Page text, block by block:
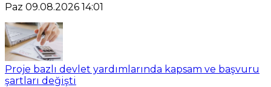
Paz 09.08.2026 14:01
Proje bazlı devlet yardımlarında kapsam ve başvuru
şartları değişti